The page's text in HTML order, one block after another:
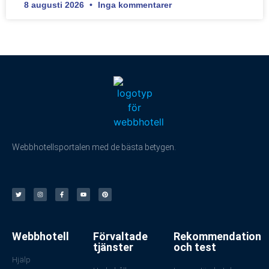
8 augusti 2026 Inga kommentarer
Webbhotellsportalen med de bästa betygen.
Webbhotell
Hjälp
Förvaltade
tjänster
Rekommendation
och test